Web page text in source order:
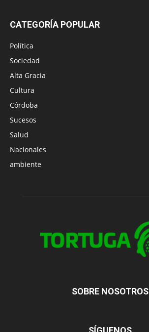
CATEGORÍA POPULAR
Política
Sociedad
Alta Gracia
Cultura
Córdoba
Sucesos
Salud
Nacionales
ambiente
SOBRE NOSOTROS